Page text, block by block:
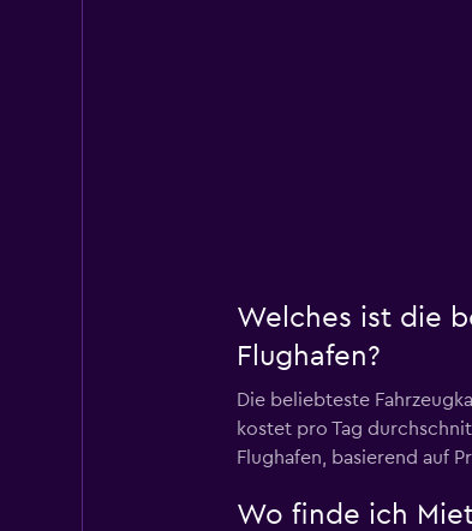
Welches ist die
Flughafen?
Die beliebteste
kostet pro Tag
Flughafen, basierend auf
Wo finde ich